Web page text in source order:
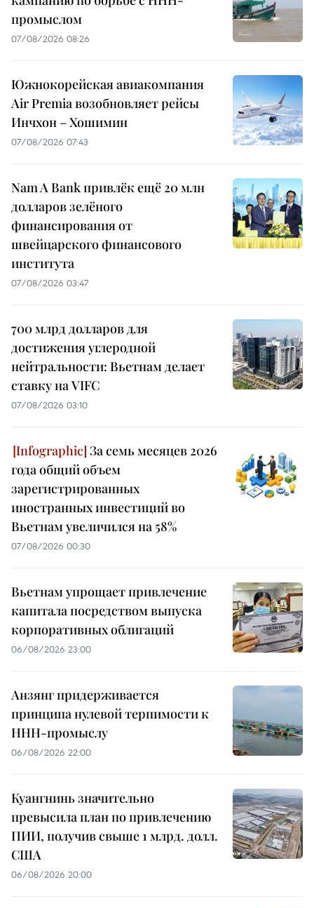
промыслом
07/08/2026 08:26
Южнокорейская авиакомпания
Air Premia возобновляет рейсы
Инчхон – Хошимин
07/08/2026 07:43
Nam A Bank привлёк ещё 20 млн
долларов зелёного
финансирования от
швейцарского финансового
института
07/08/2026 03:47
700 млрд долларов для
достижения углеродной
нейтральности: Вьетнам делает
ставку на VIFC
07/08/2026 03:10
За семь месяцев 2026
года общий объем
зарегистрированных
иностранных инвестиций во
Вьетнам увеличился на 58%
07/08/2026 00:30
Вьетнам упрощает привлечение
капитала посредством выпуска
корпоративных облигаций
06/08/2026 23:00
Анзянг придерживается
принципа нулевой терпимости к
ННН-промыслу
06/08/2026 22:00
Куангнинь значительно
превысила план по привлечению
ПИИ, получив свыше 1 млрд. долл.
США
06/08/2026 20:00